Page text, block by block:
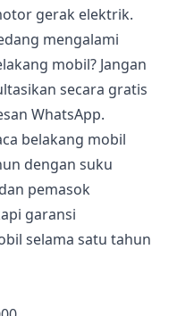
gerak elektrik.
mengalami
mobil? Jangan
secara gratis
WhatsApp.
belakang mobil
dengan suku
pemasok
garansi
selama satu tahun